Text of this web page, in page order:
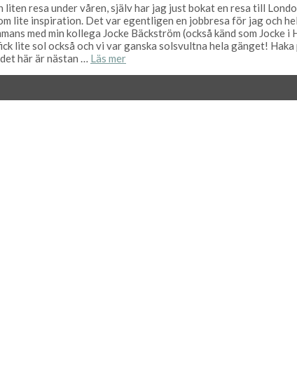
resa under våren, själv har jag just bokat en resa till
lite inspiration. Det var egentligen en jobbresa för jag och
med min kollega Jocke Bäckström (också känd som
lite sol också och vi var ganska solsvultna hela gänget!
här är nästan … Läs mer